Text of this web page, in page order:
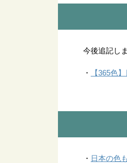
今後追記しま
・ 【365色
・ 日本の色